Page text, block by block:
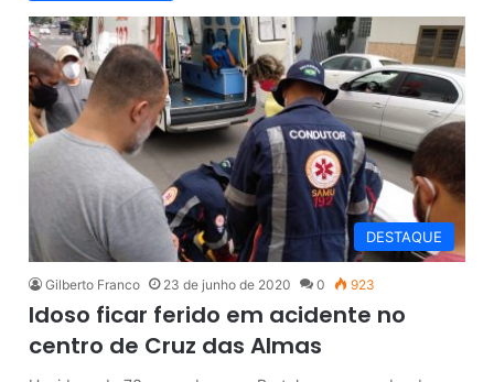
DESTAQUE
Gilberto Franco 23 de junho de 2020 0 923
Idoso ficar ferido em acidente no
centro de Cruz das Almas